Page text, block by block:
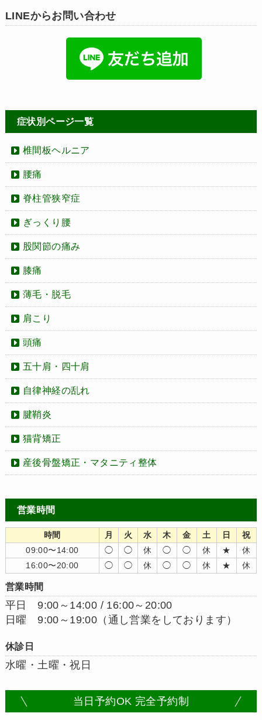
LINEからお問い合わせ
症状別ページ一覧
椎間板ヘルニア
腰痛
脊柱管狭窄症
ぎっくり腰
股関節の痛み
膝痛
薄毛・脱毛
肩こり
頭痛
五十肩・四十肩
自律神経の乱れ
腱鞘炎
猫背矯正
産後骨盤矯正・マタニティ整体
営業時間
時間 月 火 水 木 金 土 日
祝
09:00〜14:00
◯ ◯ 休 ◯ ◯ 休 ★
休
16:00〜20:00
◯ ◯ 休 ◯ ◯ 休 ★ 休
営業時間
平日 9:00～14:00 / 16:00～20:00
日曜 9:00～19:00（通し営業をしております）
休診日
水曜・土曜・祝日
当日予約OK 完全予約制